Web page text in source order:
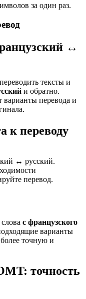
за один раз.
↔
тексты и
и обратно.
варианты перевода и
к переводу
↔ русский.
перевод.
с французского
варианты
точную и
точность